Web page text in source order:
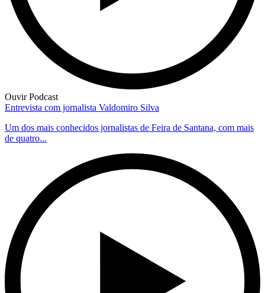
Ouvir Podcast
Entrevista com jornalista Valdomiro Silva
Um dos mais conhecidos jornalistas de Feira de Santana, com mais
de quatro...